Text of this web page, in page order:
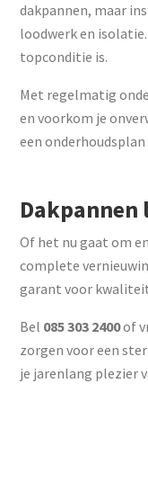
dakpannen, maar
loodwerk en
topconditie is.
Met regelmatig
en voorkom je
een
Dakpannen
Of het nu gaat om
complete
garant voor
Bel 085 303 2400of
zorgen voor een
je jarenlang plezier